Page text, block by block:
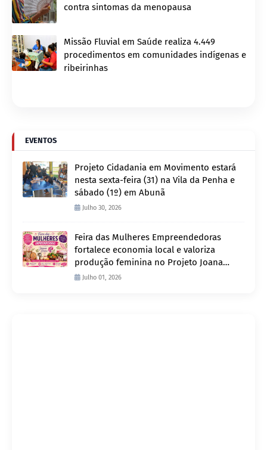
contra sintomas da menopausa
Missão Fluvial em Saúde realiza 4.449
procedimentos em comunidades indígenas e
ribeirinhas
EVENTOS
Projeto Cidadania em Movimento estará
nesta sexta-feira (31) na Vila da Penha e
sábado (1º) em Abunã
Julho 30, 2026
Feira das Mulheres Empreendedoras
fortalece economia local e valoriza
produção feminina no Projeto Joana
D’Arc
Julho 01, 2026